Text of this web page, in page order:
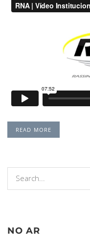
READ MORE
NO AR